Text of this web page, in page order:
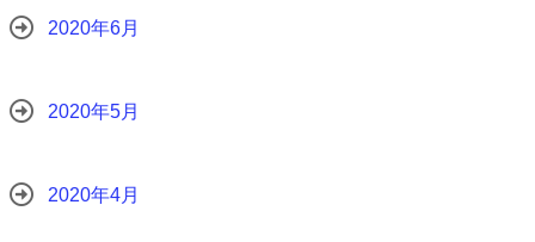
2020年6月
2020年5月
2020年4月